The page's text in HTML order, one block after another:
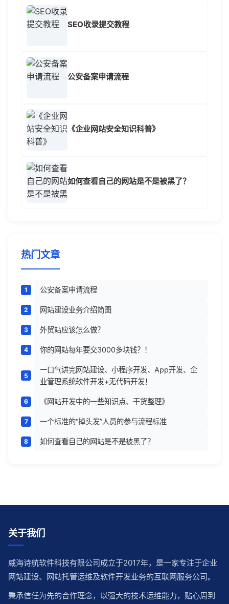
SEO收录提交教程
公安备案申请流程
《企业网站安全知识科普》
如何查看自己的网站是不是被黑了？
热门文章
公安备案申请流程
网站建设业务介绍简图
外贸站应该怎么做？
你的网站每年要交3000多块钱？！
一口气讲完网站建设、小程序开发、App开发、企
业管理系统软件开发+无代码开发！
《网站开发中的一些知识点、干货整理》
一个标准的“掉头发”人员的参与流程标准
如何查看自己的网站是不是被黑了？
关于我们
威海诗航软件科技有限公司成立于2017年，是一家专注于企业
网站建设、网站托管运维及软件开发业务的互联网服务公司。
秉承信任为先的合作理念，以强大的技术运维能力，贴心周到